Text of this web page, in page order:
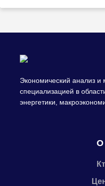
Экономический анализ и
специализацией в
энергетики,
О